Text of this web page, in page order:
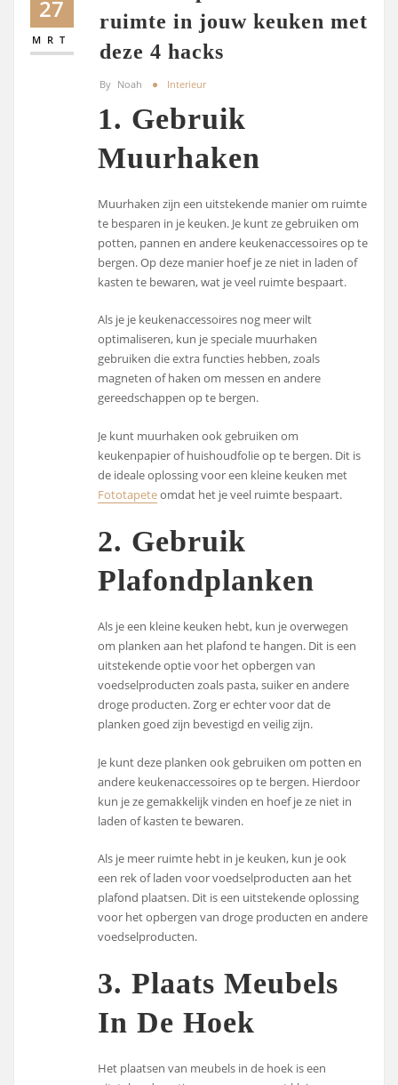
27
MRT
ruimte in jouw keuken met
deze 4 hacks
By Noah Interieur
1. Gebruik
Muurhaken
Muurhaken zijn een uitstekende manier om ruimte
te besparen in je keuken. Je kunt ze gebruiken om
potten, pannen en andere keukenaccessoires op te
bergen. Op deze manier hoef je ze niet in laden of
kasten te bewaren, wat je veel ruimte bespaart.
Als je je keukenaccessoires nog meer wilt
optimaliseren, kun je speciale muurhaken
gebruiken die extra functies hebben, zoals
magneten of haken om messen en andere
gereedschappen op te bergen.
Je kunt muurhaken ook gebruiken om
keukenpapier of huishoudfolie op te bergen. Dit is
de ideale oplossing voor een kleine keuken met
Fototapeteomdat het je veel ruimte bespaart.
2. Gebruik
Plafondplanken
Als je een kleine keuken hebt, kun je overwegen
om planken aan het plafond te hangen. Dit is een
uitstekende optie voor het opbergen van
voedselproducten zoals pasta, suiker en andere
droge producten. Zorg er echter voor dat de
planken goed zijn bevestigd en veilig zijn.
Je kunt deze planken ook gebruiken om potten en
andere keukenaccessoires op te bergen. Hierdoor
kun je ze gemakkelijk vinden en hoef je ze niet in
laden of kasten te bewaren.
Als je meer ruimte hebt in je keuken, kun je ook
een rek of laden voor voedselproducten aan het
plafond plaatsen. Dit is een uitstekende oplossing
voor het opbergen van droge producten en andere
voedselproducten.
3. Plaats Meubels
In De Hoek
Het plaatsen van meubels in de hoek is een